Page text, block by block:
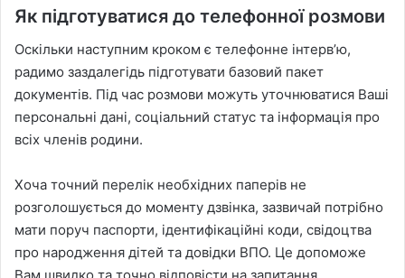
Як підготуватися до телефонної розмови
Оскільки наступним кроком є телефонне інтерв’ю,
радимо заздалегідь підготувати базовий пакет
документів. Під час розмови можуть уточнюватися Ваші
персональні дані, соціальний статус та інформація про
всіх членів родини.
Хоча точний перелік необхідних паперів не
розголошується до моменту дзвінка, зазвичай потрібно
мати поруч паспорти, ідентифікаційні коди, свідоцтва
про народження дітей та довідки ВПО. Це допоможе